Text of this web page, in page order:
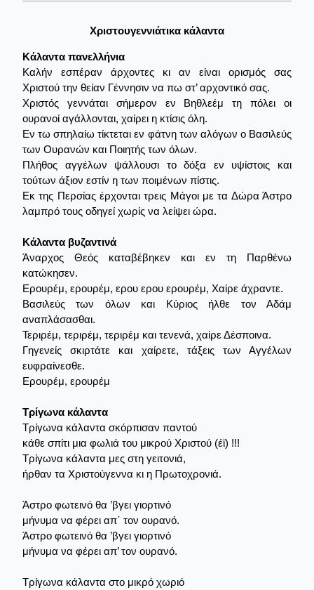
Χριστουγεννιάτικα κάλαντα
Κάλαντα πανελλήνια
Καλήν εσπέραν άρχοντες κι αν είναι ορισμός σας
Χριστού την θείαν Γέννησιν να πω στ’ αρχοντικό σας.
Χριστός γεννάται σήμερον εν Βηθλεέμ τη πόλει οι
ουρανοί αγάλλονται, χαίρει η κτίσις όλη.
Εν τω σπηλαίω τίκτεται εν φάτνη των αλόγων ο Βασιλεύς
των Ουρανών και Ποιητής των όλων.
Πλήθος αγγέλων ψάλλουσι το δόξα εν υψίστοις και
τούτων άξιον εστίν η των ποιμένων πίστις.
Εκ της Περσίας έρχονται τρεις Μάγοι με τα Δώρα Άστρο
λαμπρό τους οδηγεί χωρίς να λείψει ώρα.
Κάλαντα βυζαντινά
Άναρχος Θεός καταβέβηκεν και εν τη Παρθένω
κατώκησεν.
Ερουρέμ, ερουρέμ, ερου ερου ερουρέμ, Χαίρε άχραντε.
Βασιλεύς των όλων και Κύριος ήλθε τον Αδάμ
αναπλάσασθαι.
Τεριρέμ, τεριρέμ, τεριρέμ και τενενά, χαίρε Δέσποινα.
Γηγενείς σκιρτάτε και χαίρετε, τάξεις των Αγγέλων
ευφραίνεσθε.
Ερουρέμ, ερουρέμ
Τρίγωνα κάλαντα
Τρίγωνα κάλαντα σκόρπισαν παντού
κάθε σπίτι μια φωλιά του μικρού Χριστού (έϊ) !!!
Τρίγωνα κάλαντα μες στη γειτονιά,
ήρθαν τα Χριστούγεννα κι η Πρωτοχρονιά.
Άστρο φωτεινό θα ’βγει γιορτινό
μήνυμα να φέρει απ΄ τον ουρανό.
Άστρο φωτεινό θα ’βγει γιορτινό
μήνυμα να φέρει απ’ τον ουρανό.
Τρίγωνα κάλαντα στο μικρό χωριό